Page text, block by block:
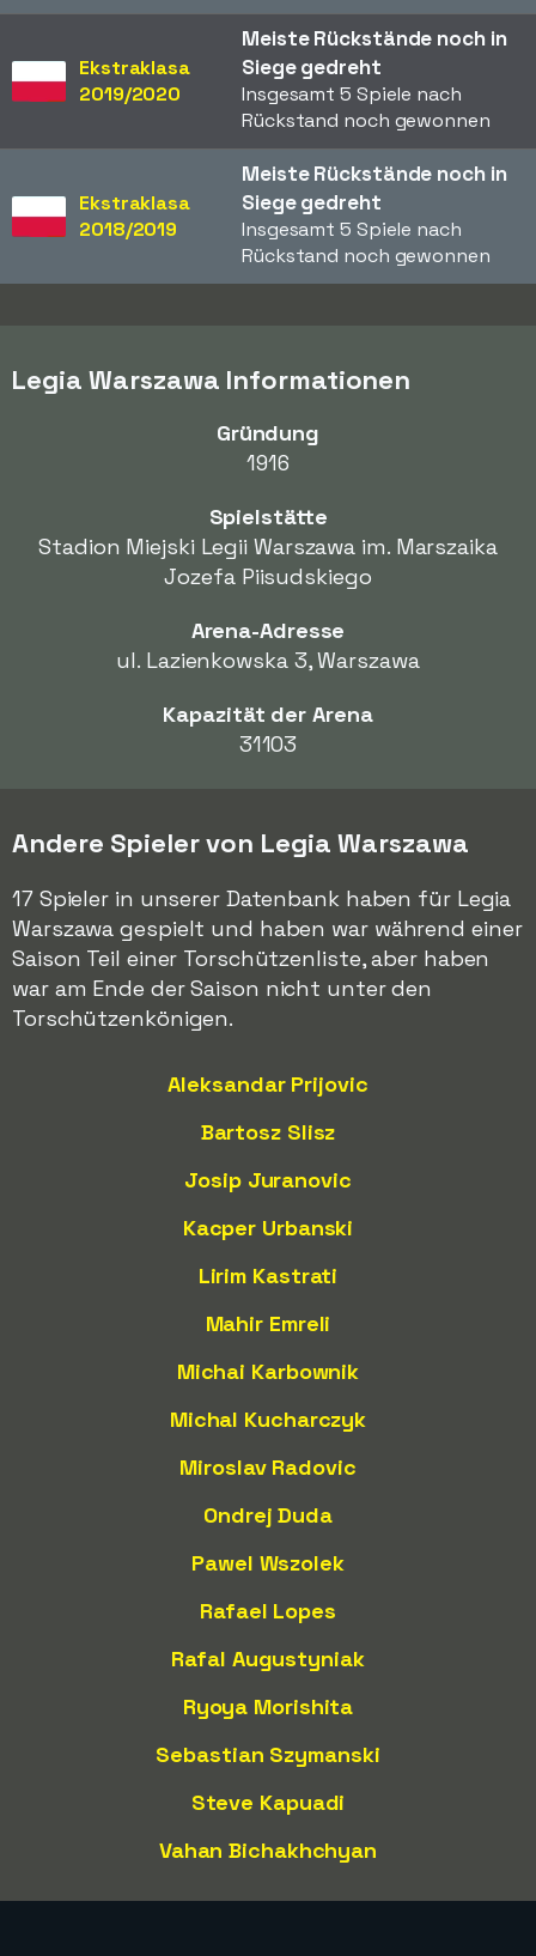
Ekstraklasa
2019/2020
Meiste Rückstände noch in
Siege gedreht
Insgesamt 5 Spiele nach
Rückstand noch gewonnen
Ekstraklasa
2018/2019
Meiste Rückstände noch in
Siege gedreht
Insgesamt 5 Spiele nach
Rückstand noch gewonnen
Legia Warszawa Informationen
Gründung
1916
Spielstätte
Stadion Miejski Legii Warszawa im. Marszaika
Jozefa Piisudskiego
Arena-Adresse
ul. Lazienkowska 3, Warszawa
Kapazität der Arena
31103
Andere Spieler von Legia Warszawa
17 Spieler in unserer Datenbank haben für Legia
Warszawa gespielt und haben war während einer
Saison Teil einer Torschützenliste, aber haben
war am Ende der Saison nicht unter den
Torschützenkönigen.
Aleksandar Prijovic
Bartosz Slisz
Josip Juranovic
Kacper Urbanski
Lirim Kastrati
Mahir Emreli
Michai Karbownik
Michal Kucharczyk
Miroslav Radovic
Ondrej Duda
Pawel Wszolek
Rafael Lopes
Rafal Augustyniak
Ryoya Morishita
Sebastian Szymanski
Steve Kapuadi
Vahan Bichakhchyan